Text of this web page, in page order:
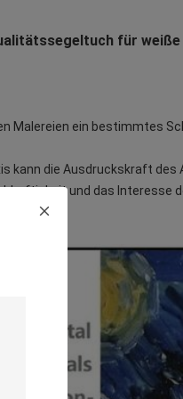
für weiße
Malereien ein bestimmtes
kann die Ausdruckskraft des
und das Interesse